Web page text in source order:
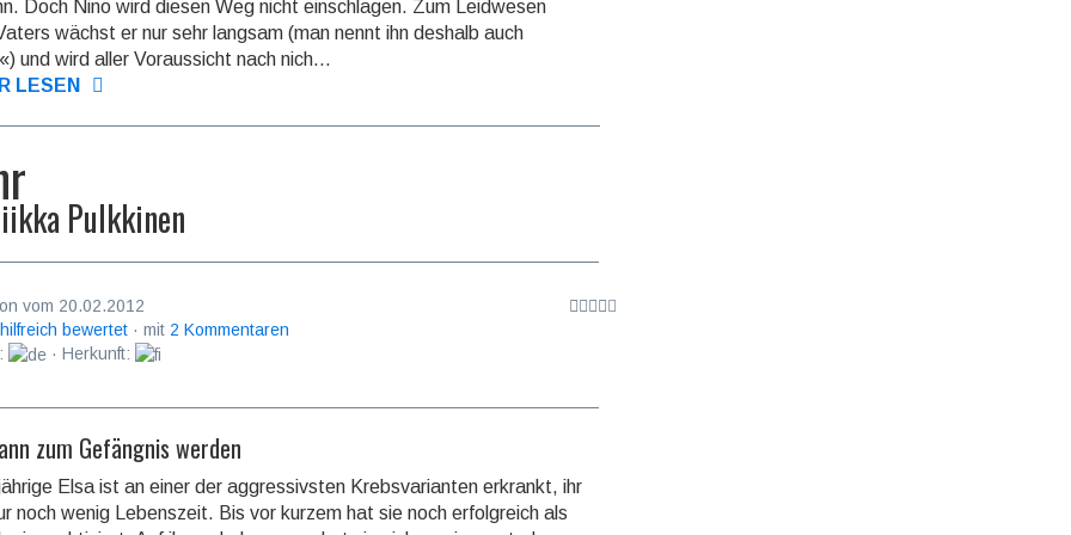
Doch Nino wird diesen Weg nicht einschlagen. Zum Leidwesen
wächst er nur sehr langsam (man nennt ihn deshalb auch
und wird aller Vor­aus­sicht nach nich...
LESEN
Pulkkinen
vom 20.02.2012
bewertet · mit 2 Kommentaren
· Herkunft:
zum Gefängnis werden
Elsa ist an einer der aggressivsten Krebsvarianten erkrankt, ihr
noch wenig Lebenszeit. Bis vor kurzem hat sie noch erfolgreich als